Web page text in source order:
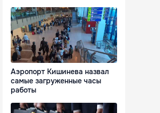
Аэропорт Кишинева назвал
самые загруженные часы
работы